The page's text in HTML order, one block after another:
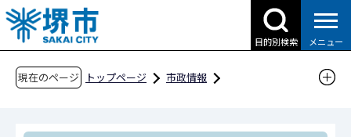
こ
の
ペ
目的別検索 メニュー
現在のページ トップページ
市政情報
報道提供資料
過去の報道提供資料